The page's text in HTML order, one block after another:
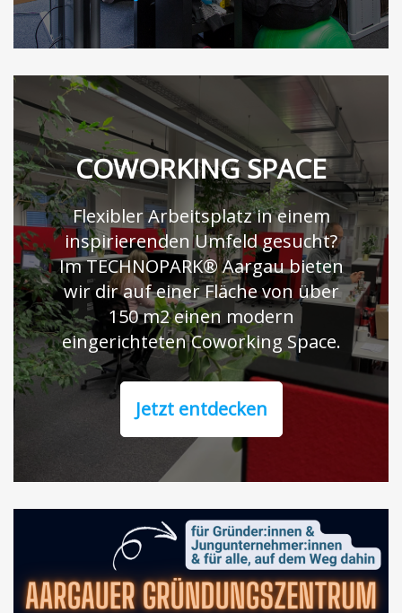
COWORKING SPACE
Flexibler Arbeitsplatz in einem
inspirierenden Umfeld gesucht?
Im TECHNOPARK® Aargau bieten
wir dir auf einer Fläche von über
150 m2 einen modern
eingerichteten Coworking Space.
Jetzt entdecken